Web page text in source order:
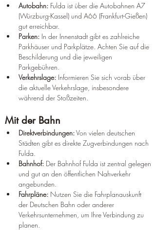
Autobahn: Fulda ist über die Autobahnen A7
(Würzburg-Kassel) und A66 (Frankfurt-Gießen)
gut erreichbar.
Parken: In der Innenstadt gibt es zahlreiche
Parkhäuser und Parkplätze. Achten Sie auf die
Beschilderung und die jeweiligen
Parkgebühren.
Verkehrslage: Informieren Sie sich vorab über
die aktuelle Verkehrslage, insbesondere
während der Stoßzeiten.
Mit der Bahn
Direktverbindungen: Von vielen deutschen
Städten gibt es direkte Zugverbindungen nach
Fulda.
Bahnhof: Der Bahnhof Fulda ist zentral gelegen
und gut an den öffentlichen Nahverkehr
angebunden.
Fahrpläne: Nutzen Sie die Fahrplanauskunft
der Deutschen Bahn oder anderer
Verkehrsunternehmen, um Ihre Verbindung zu
planen.